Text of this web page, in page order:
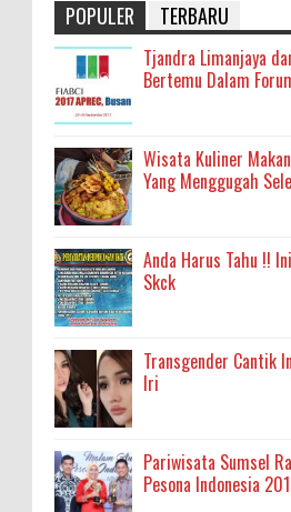
POPULER TERBARU
Tjandra Limanjaya
Bertemu Dalam
Wisata Kuliner
Yang Menggugah
Anda Harus Tahu !!
Skck
Transgender Cantik
Iri
Pariwisata Sumsel
Pesona Indonesia